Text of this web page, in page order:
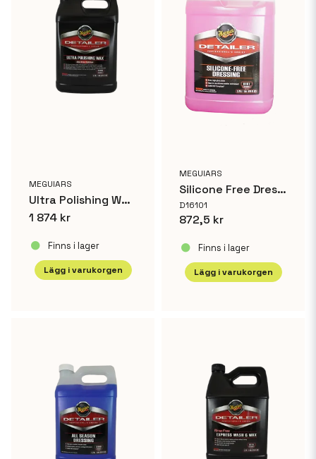
MEGUIARS
Ultra Polishing Wax 3,8L
1 874 kr
Finns i lager
Lägg i varukorgen
MEGUIARS
Silicone Free Dressing 3,8 L
D16101
872,5 kr
Finns i lager
Lägg i varukorgen